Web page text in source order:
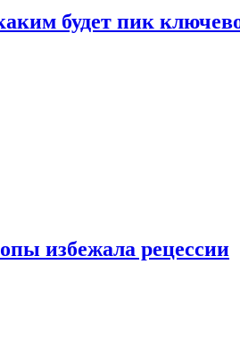
будет пик
избежала рецессии